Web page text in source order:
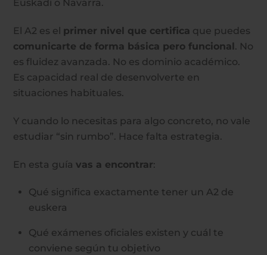
Euskadi o Navarra.
El A2 es el primer nivel que certifica que puedes
comunicarte de forma básica pero funcional. No
es fluidez avanzada. No es dominio académico.
Es capacidad real de desenvolverte en
situaciones habituales.
Y cuando lo necesitas para algo concreto, no vale
estudiar “sin rumbo”. Hace falta estrategia.
En esta guía vas a encontrar:
Qué significa exactamente tener un A2 de
euskera
Qué exámenes oficiales existen y cuál te
conviene según tu objetivo